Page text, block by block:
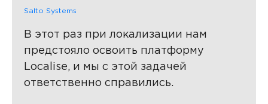
Salto Systems
В этот раз при локализации нам
предстояло освоить платформу
Localise, и мы с этой задачей
ответственно справились.